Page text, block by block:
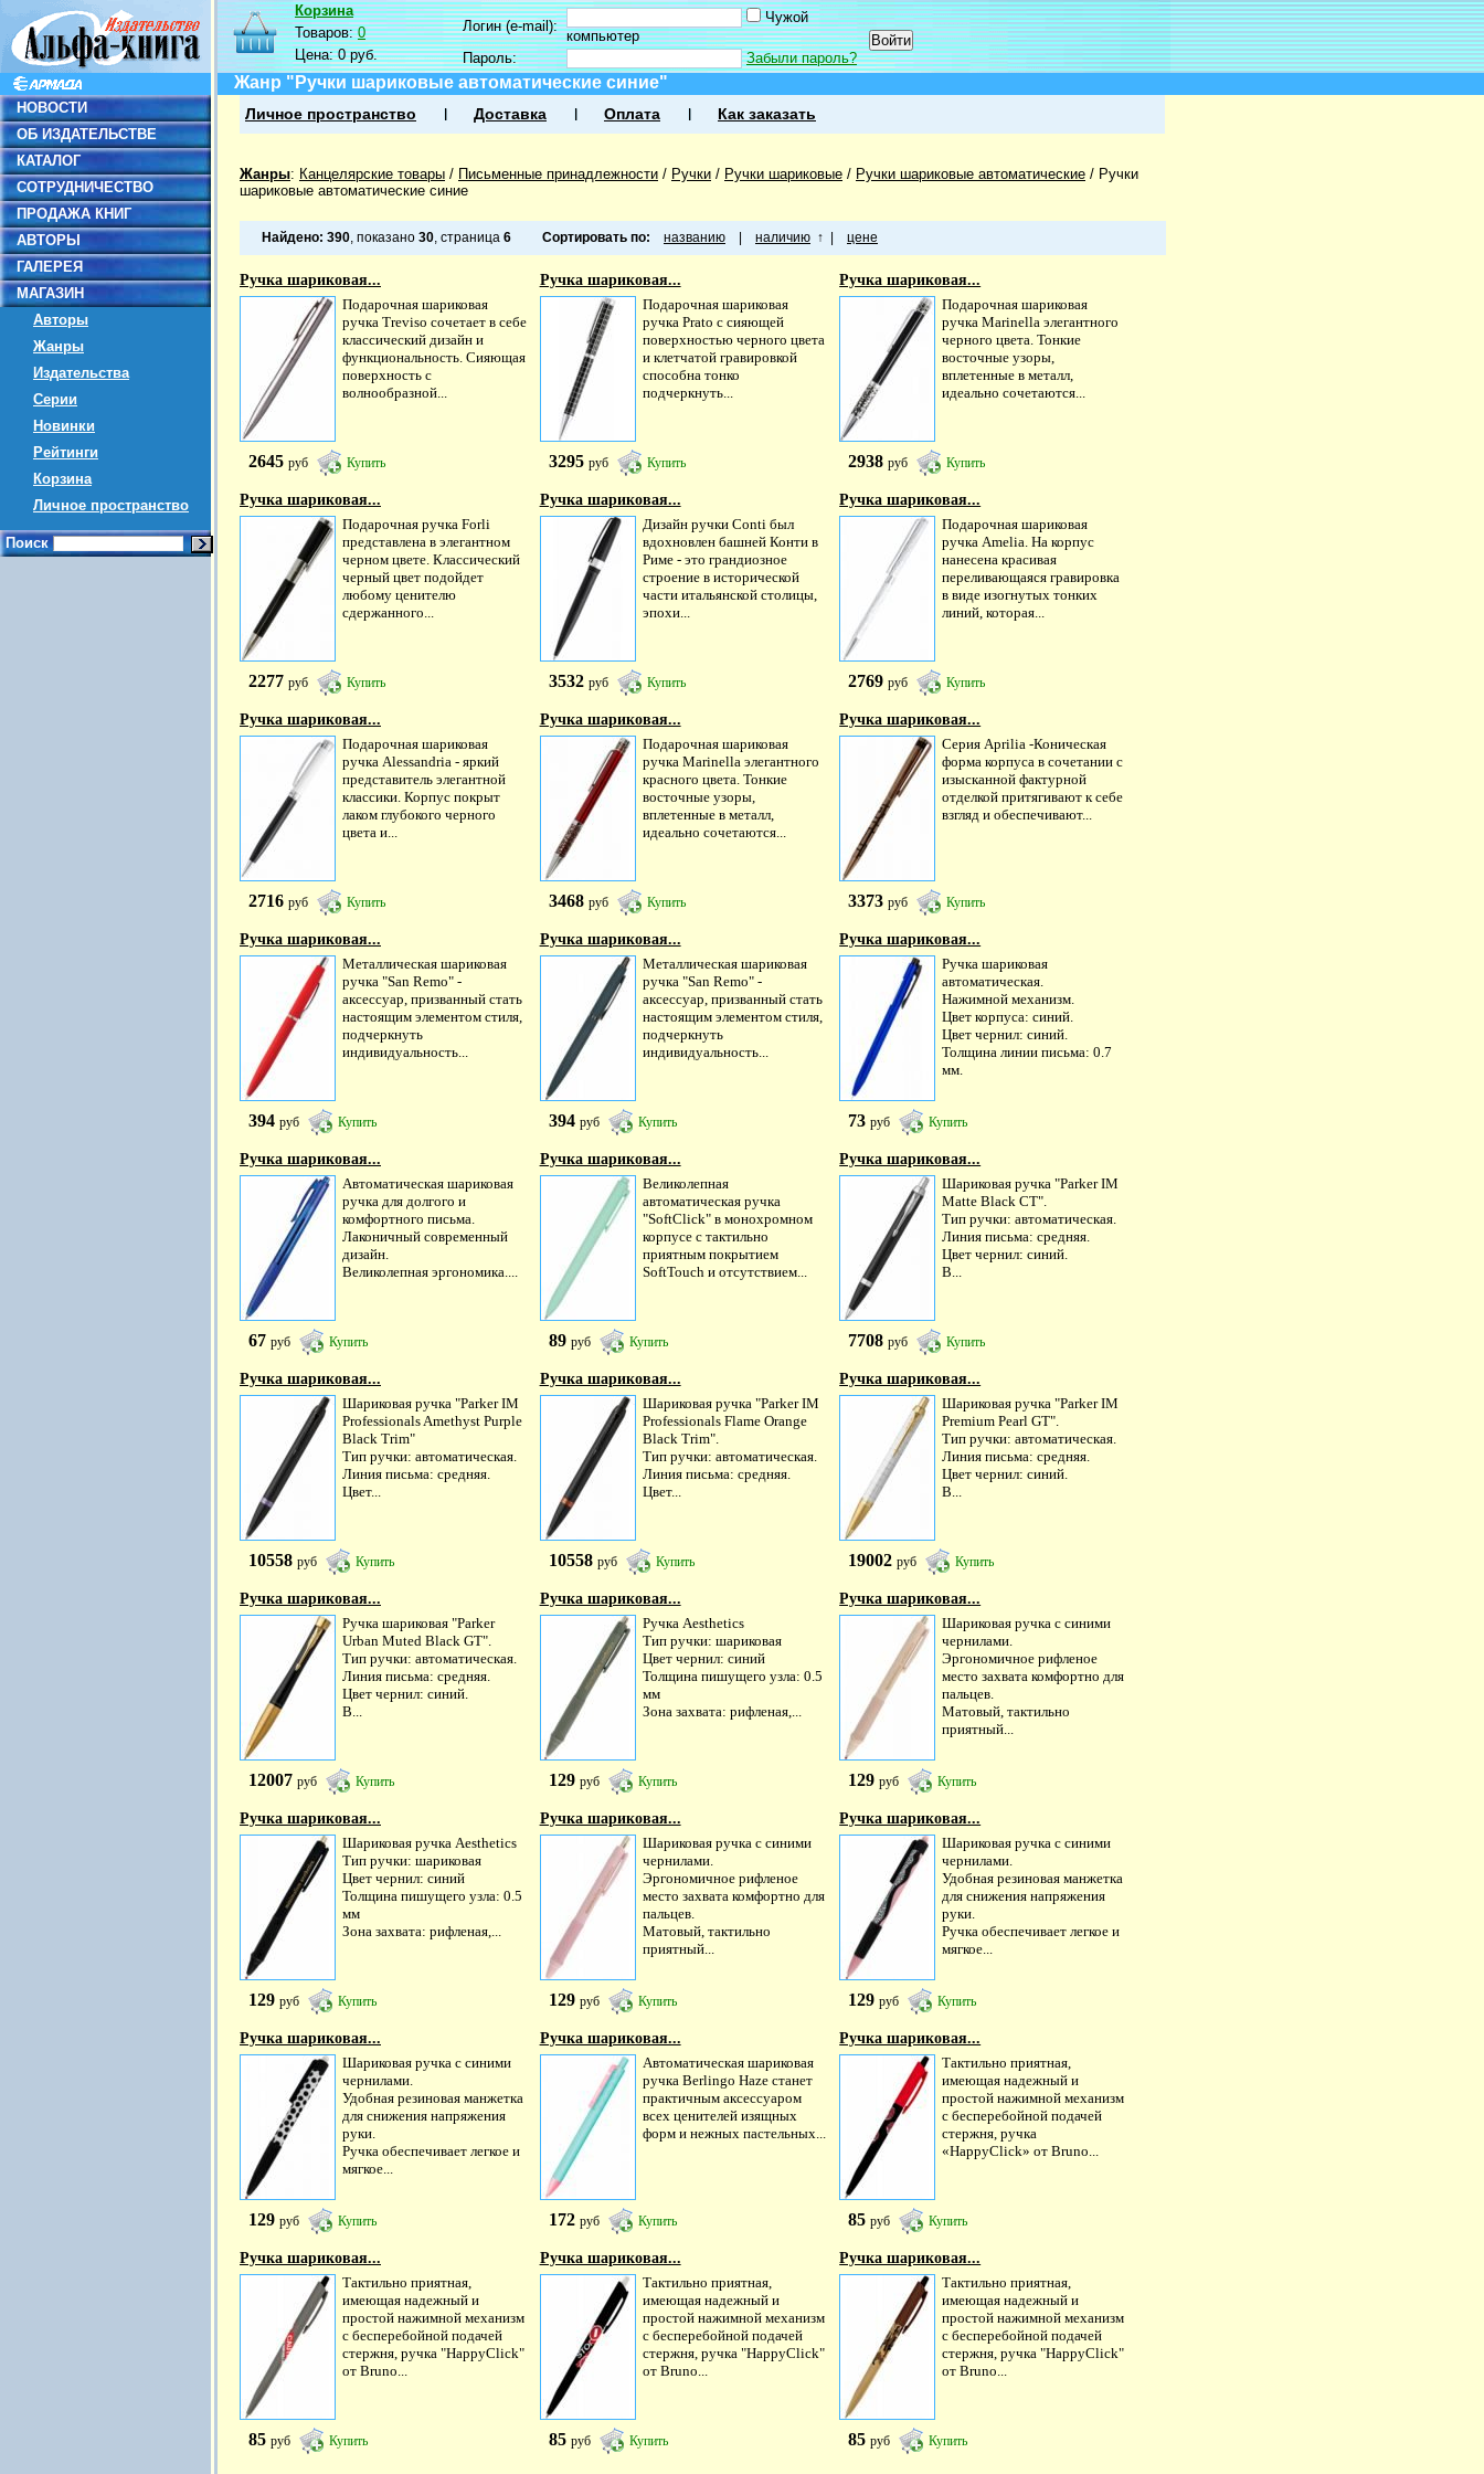
НОВОСТИ
ОБ ИЗДАТЕЛЬСТВЕ
КАТАЛОГ
СОТРУДНИЧЕСТВО
ПРОДАЖА КНИГ
АВТОРЫ
ГАЛЕРЕЯ
МАГАЗИН
Авторы
Жанры
Издательства
Серии
Новинки
Рейтинги
Корзина
Личное пространство
Поиск
Корзина
Товаров:0
Цена:0 руб.
Логин (e-mail):
Чужой
компьютер
Пароль:
Забыли пароль?
Жанр "Ручки шариковые автоматические синие"
Личное пространство Доставка Оплата Как заказать
Жанры: Канцелярские товары / Письменные принадлежности / Ручки / Ручки шариковые / Ручки шариковые автоматические / Ручки
шариковые автоматические синие
Найдено: 390, показано 30, страница 6 Сортировать по: названию наличию ↑ цене
Ручка шариковая...
Подарочная шариковая
ручка Treviso сочетает в себе
классический дизайн и
функциональность. Сияющая
поверхность с
волнообразной...
2645 руб Купить
Ручка шариковая...
Подарочная шариковая
ручка Prato с сияющей
поверхностью черного цвета
и клетчатой гравировкой
способна тонко
подчеркнуть...
3295 руб Купить
Ручка шариковая...
Подарочная шариковая
ручка Marinella элегантного
черного цвета. Тонкие
восточные узоры,
вплетенные в металл,
идеально сочетаются...
2938руб Купить
Ручка шариковая...
Подарочная ручка Forli
представлена в элегантном
черном цвете. Классический
черный цвет подойдет
любому ценителю
сдержанного...
2277 руб Купить
Ручка шариковая...
Дизайн ручки Conti был
вдохновлен башней Конти в
Риме - это грандиозное
строение в исторической
части итальянской столицы,
эпохи...
3532 руб Купить
Ручка шариковая...
Подарочная шариковая
ручка Amelia. На корпус
нанесена красивая
переливающаяся гравировка
в виде изогнутых тонких
линий, которая...
2769руб Купить
Ручка шариковая...
Подарочная шариковая
ручка Alessandria - яркий
представитель элегантной
классики. Корпус покрыт
лаком глубокого черного
цвета и...
2716 руб Купить
Ручка шариковая...
Подарочная шариковая
ручка Marinella элегантного
красного цвета. Тонкие
восточные узоры,
вплетенные в металл,
идеально сочетаются...
3468 руб Купить
Ручка шариковая...
Серия Aprilia -Коническая
форма корпуса в сочетании с
изысканной фактурной
отделкой притягивают к себе
взгляд и обеспечивают...
3373руб Купить
Ручка шариковая...
Металлическая шариковая
ручка "San Remo" -
аксессуар, призванный стать
настоящим элементом стиля,
подчеркнуть
индивидуальность...
394 руб Купить
Ручка шариковая...
Металлическая шариковая
ручка "San Remo" -
аксессуар, призванный стать
настоящим элементом стиля,
подчеркнуть
индивидуальность...
394 руб Купить
Ручка шариковая...
Ручка шариковая
автоматическая.
Нажимной механизм.
Цвет корпуса: синий.
Цвет чернил: синий.
Толщина линии письма: 0.7
мм.
73руб Купить
Ручка шариковая...
Автоматическая шариковая
ручка для долгого и
комфортного письма.
Лаконичный современный
дизайн.
Великолепная эргономика....
67 руб Купить
Ручка шариковая...
Великолепная
автоматическая ручка
"SoftClick" в монохромном
корпусе с тактильно
приятным покрытием
SoftTouch и отсутствием...
89 руб Купить
Ручка шариковая...
Шариковая ручка "Parker IM
Matte Black CT".
Тип ручки: автоматическая.
Линия письма: средняя.
Цвет чернил: синий.
В...
7708руб Купить
Ручка шариковая...
Шариковая ручка "Parker IM
Professionals Amethyst Purple
Black Trim"
Тип ручки: автоматическая.
Линия письма: средняя.
Цвет...
10558 руб Купить
Ручка шариковая...
Шариковая ручка "Parker IM
Professionals Flame Orange
Black Trim".
Тип ручки: автоматическая.
Линия письма: средняя.
Цвет...
10558 руб Купить
Ручка шариковая...
Шариковая ручка "Parker IM
Premium Pearl GT".
Тип ручки: автоматическая.
Линия письма: средняя.
Цвет чернил: синий.
В...
19002руб Купить
Ручка шариковая...
Ручка шариковая "Parker
Urban Muted Black GT".
Тип ручки: автоматическая.
Линия письма: средняя.
Цвет чернил: синий.
В...
12007 руб Купить
Ручка шариковая...
Ручка Aesthetics
Тип ручки: шариковая
Цвет чернил: синий
Толщина пишущего узла: 0.5
мм
Зона захвата: рифленая,...
129 руб Купить
Ручка шариковая...
Шариковая ручка с синими
чернилами.
Эргономичное рифленое
место захвата комфортно для
пальцев.
Матовый, тактильно
приятный...
129руб Купить
Ручка шариковая...
Шариковая ручка Aesthetics
Тип ручки: шариковая
Цвет чернил: синий
Толщина пишущего узла: 0.5
мм
Зона захвата: рифленая,...
129 руб Купить
Ручка шариковая...
Шариковая ручка с синими
чернилами.
Эргономичное рифленое
место захвата комфортно для
пальцев.
Матовый, тактильно
приятный...
129 руб Купить
Ручка шариковая...
Шариковая ручка с синими
чернилами.
Удобная резиновая манжетка
для снижения напряжения
руки.
Ручка обеспечивает легкое и
мягкое...
129руб Купить
Ручка шариковая...
Шариковая ручка с синими
чернилами.
Удобная резиновая манжетка
для снижения напряжения
руки.
Ручка обеспечивает легкое и
мягкое...
129 руб Купить
Ручка шариковая...
Автоматическая шариковая
ручка Berlingo Haze станет
практичным аксессуаром
всех ценителей изящных
форм и нежных пастельных...
172 руб Купить
Ручка шариковая...
Тактильно приятная,
имеющая надежный и
простой нажимной механизм
с бесперебойной подачей
стержня, ручка
«HappyClick» от Bruno...
85руб Купить
Ручка шариковая...
Тактильно приятная,
имеющая надежный и
простой нажимной механизм
с бесперебойной подачей
стержня, ручка "HappyClick"
от Bruno...
85 руб Купить
Ручка шариковая...
Тактильно приятная,
имеющая надежный и
простой нажимной механизм
с бесперебойной подачей
стержня, ручка "HappyClick"
от Bruno...
85 руб Купить
Ручка шариковая...
Тактильно приятная,
имеющая надежный и
простой нажимной механизм
с бесперебойной подачей
стержня, ручка "HappyClick"
от Bruno...
85руб Купить